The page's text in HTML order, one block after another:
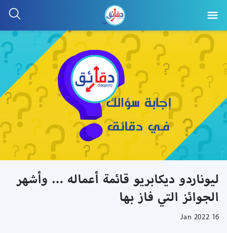
ليوناردو ديكابريو قائمة أعماله … وأشهر
الجوائز التي فاز بها
16 Jan 2022